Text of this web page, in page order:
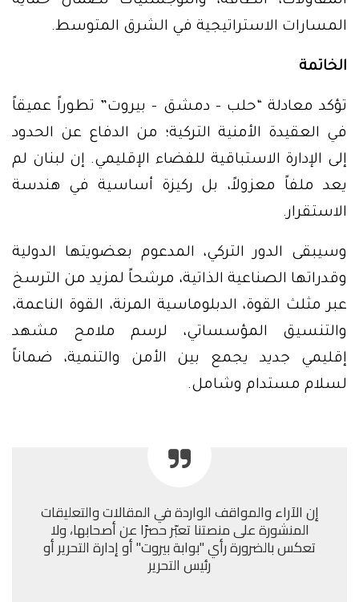
المسارات الاستراتيجية في الشرق المتوسط.
الخاتمة
تؤكد معادلة “حلب – دمشق – بيروت” تطوراً عميقاً
في العقيدة الأمنية التركية؛ من الدفاع عن الحدود
إلى الإدارة الاستباقية للفضاء الإقليمي. إن لبنان لم
يعد ملفاً معزولاً، بل ركيزة أساسية في هندسة
الاستقرار.
وسيبقى الدور التركي، المدعوم بعضويتها الدولية
وقدراتها الصناعية الذاتية، مرشحاً لمزيد من الترسخ
عبر مثلث القوة، الدبلوماسية المرنة، القوة الناعمة،
والتنسيق المؤسساتي، لرسم ملامح مشهد
إقليمي جديد يجمع بين الأمن والتنمية، ضماناً
لسلام مستدام وشامل.
إن الآراء والمواقف الواردة في المقالات والتعليقات
المنشورة على منصتنا تعبّر حصرًا عن أصحابها، ولا
تعكس بالضرورة رأي "بوابة بيروت" أو إدارة التحرير أو
رئيس التحرير